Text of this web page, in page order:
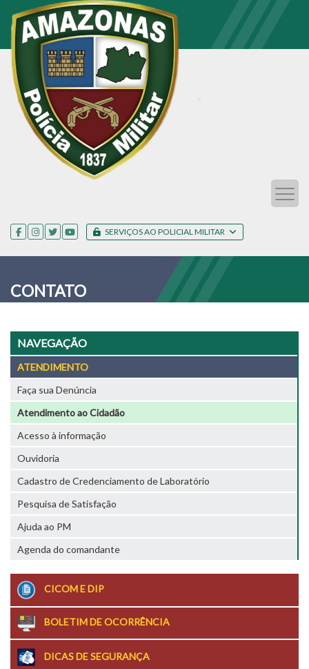
SERVIÇOS AO POLICIAL MILITAR
CONTATO
NAVEGAÇÃO
ATENDIMENTO
Faça sua Denúncia
Atendimento ao Cidadão
Acesso à informação
Ouvidoria
Cadastro de Credenciamento de Laboratório
Pesquisa de Satisfação
Ajuda ao PM
Agenda do comandante
CICOM E DIP
BOLETIM DE OCORRÊNCIA
DICAS DE SEGURANÇA